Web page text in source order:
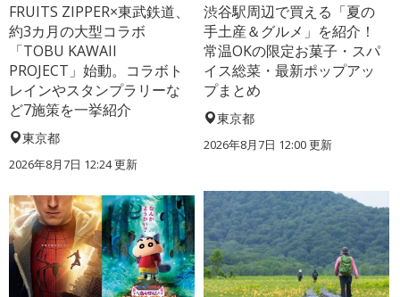
FRUITS ZIPPER×東武鉄道、
約3カ月の大型コラボ
「TOBU KAWAII
PROJECT」始動。コラボト
レインやスタンプラリーな
ど7施策を一挙紹介
東京都
2026年8月7日 12:24更新
渋谷駅周辺で買える「夏の
手土産＆グルメ」を紹介！
常温OKの限定お菓子・スパ
イス総菜・最新ポップアッ
プまとめ
東京都
2026年8月7日 12:00更新